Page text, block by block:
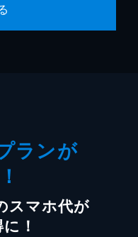
ランが
スマホ代が
！